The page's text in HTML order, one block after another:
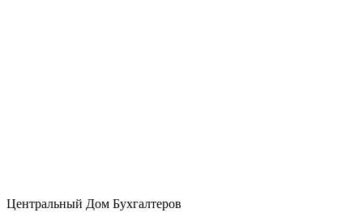
Центральный Дом Бухгалтеров